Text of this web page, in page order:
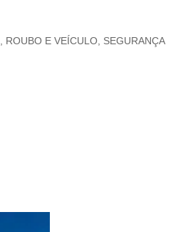
ROUBO E VEÍCULO SEGURANÇA